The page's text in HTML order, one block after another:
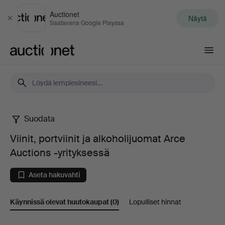
Sulje
Auctionet
Saatavana Google Playssa Näytä
Viinit,
portviinit
ja
alkoholijuomat
Suodata
Viinit, portviinit ja alkoholijuomat Arce
Auctions -yrityksessä
Aseta hakuvahti
Käynnissä olevat huutokaupat(0) Lopulliset hinnat